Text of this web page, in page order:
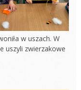
w uszach. W
uszyli zwierzakowe